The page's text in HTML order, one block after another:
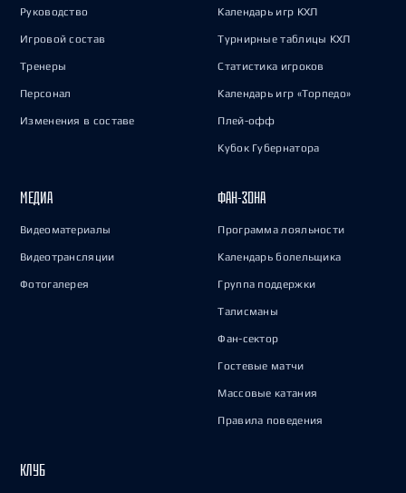
Руководство
Игровой состав
Тренеры
Персонал
Изменения в составе
Календарь игр КХЛ
Турнирные таблицы КХЛ
Статистика игроков
Календарь игр «Торпедо»
Плей-офф
Кубок Губернатора
МЕДИА
Видеоматериалы
Видеотрансляции
Фотогалерея
ФАН-ЗОНА
Программа лояльности
Календарь болельщика
Группа поддержки
Талисманы
Фан-сектор
Гостевые матчи
Массовые катания
Правила поведения
КЛУБ